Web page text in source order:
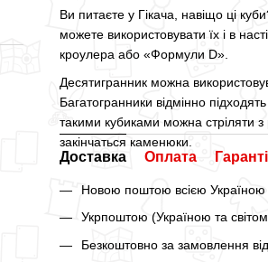
Ви питаєте у Гікача, навіщо ці
можете використовувати їх і в
кроулера або «Формули D».
Десятигранник можна
Багатогранники відмінно
такими кубиками можна стріляти
закінчаться каменюки.
Доставка Оплата
Новою поштою всією Україною
Укрпоштою (Україною та
Безкоштовно за замовлення